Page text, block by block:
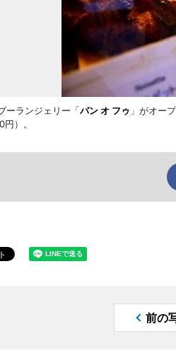
ーランジェリー「パン オ フゥ 」がオー
）。
前の